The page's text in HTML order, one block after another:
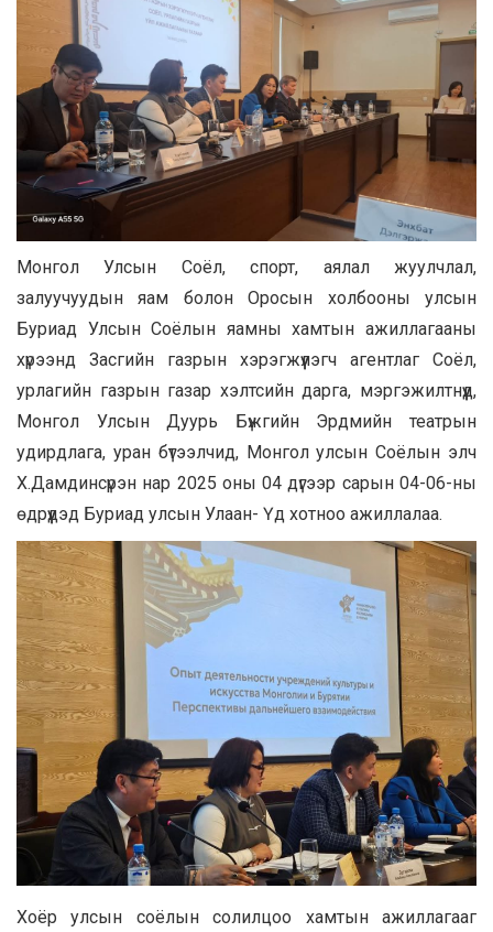
Монгол Улсын Соёл, спорт, аялал жуулчлал,
залуучуудын яам болон Оросын холбооны улсын
Буриад Улсын Соёлын яамны хамтын ажиллагааны
хүрээнд Засгийн газрын хэрэгжүүлэгч агентлаг Соёл,
урлагийн газрын газар хэлтсийн дарга, мэргэжилтнүүд,
Монгол Улсын Дуурь Бүжгийн Эрдмийн театрын
удирдлага, уран бүтээлчид, Монгол улсын Соёлын элч
Х.Дамдинсүрэн нар 2025 оны 04 дүгээр сарын 04-06-ны
өдрүүдэд Буриад улсын Улаан- Үд хотноо ажиллалаа.
Хоёр улсын соёлын солилцоо хамтын ажиллагааг